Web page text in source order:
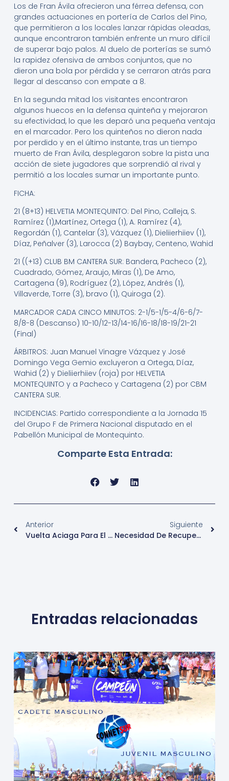
Los de Fran Ávila ofrecieron una férrea defensa, con
grandes actuaciones en portería de Carlos del Pino,
que permitieron a los locales lanzar rápidas oleadas,
aunque encontraron también enfrente un muro difícil
de superar bajo palos. Al duelo de porterías se sumó
la rapidez ofensiva de ambos conjuntos, que no
dieron una bola por pérdida y se cerraron atrás para
llegar al descanso con empate a 8.
En la segunda mitad los visitantes encontraron
algunos huecos en la defensa quinteña y mejoraron
su efectividad, lo que les deparó una pequeña ventaja
en el marcador. Pero los quinteños no dieron nada
por perdido y en el último instante, tras un tiempo
muerto de Fran Ávila, desplegaron sobre la pista una
acción de siete jugadores que sorprendió al rival y
permitió a los locales sumar un importante punto.
FICHA:
21 (8+13) HELVETIA MONTEQUINTO: Del Pino, Calleja, S.
Ramírez (1),Martínez, Ortega (1), A. Ramírez (4),
Regordán (1), Cantelar (3), Vázquez (1), Dieliierhiiev (1),
Díaz, Peñalver (3), Larocca (2) Baybay, Centeno, Wahid
21 ((+13) CLUB BM CANTERA SUR: Bandera, Pacheco (2),
Cuadrado, Gómez, Araujo, Miras (1), De Amo,
Cartagena (9), Rodríguez (2), López, Andrés (1),
Villaverde, Torre (3), bravo (1), Quiroga (2).
MARCADOR CADA CINCO MINUTOS: 2-1/5-1/5-4/6-6/7-
8/8-8 (Descanso) 10-10/12-13/14-16/16-18/18-19/21-21
(Final)
ÁRBITROS: Juan Manuel Vinagre Vázquez y José
Domingo Vega Gemio excluyeron a Ortega, Díaz,
Wahid (2) y Dieliierhiiev (roja) por HELVETIA
MONTEQUINTO y a Pacheco y Cartagena (2) por CBM
CANTERA SUR.
INCIDENCIAS: Partido correspondiente a la Jornada 15
del Grupo F de Primera Nacional disputado en el
Pabellón Municipal de Montequinto.
Comparte Esta Entrada:
Anterior
Vuelta Aciaga Para El Sénior Femenino
Siguiente
Necesidad De Recuperar Buenas Sensaciones
Entradas relacionadas